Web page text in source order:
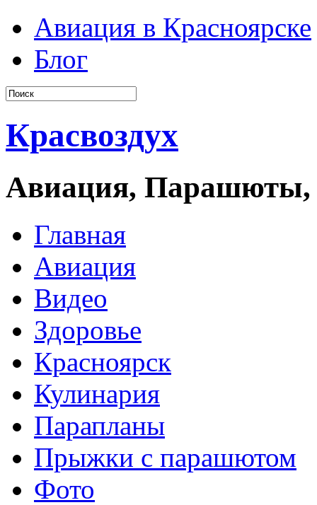
Авиация в Красноярске
Блог
Красвоздух
Авиация,
Главная
Авиация
Видео
Здоровье
Красноярск
Кулинария
Парапланы
Прыжки с парашютом
Фото